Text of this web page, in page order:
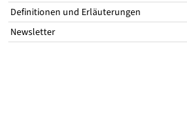
Definitionen und Erläuterungen
Newsletter